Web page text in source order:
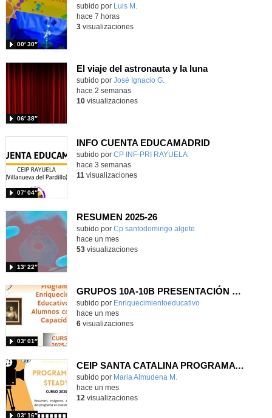
Contenido educativo.
subido por Luis M.
00′ 30″
hace 7 horas
3visualizaciones
El viaje del astronauta y la luna
Contenido educativo.
subido por José Ignacio G.
06′ 38″
hace 2 semanas
10visualizaciones
INFO CUENTA EDUCAMADRID
subido por CP INF-PRI RAYUELA
07′ 04″
-
hace 3 semanas
11 visualizaciones
RESUMEN 2025-26
subido por Cp santodomingo algete
13′ 22″
hace un mes
53visualizaciones
GRUPOS 10A-10B PRESENTACIÓN RESUMEN ANUAL 2025-26
Contenido educativo.
subido por Enriquecimientoeducativo
03′ 01″
-
hace un mes
6visualizaciones
CEIP SANTA CATALINA PROGRAMA READY, STEADY, GO! 2025-26
Contenido educativo.
subido por Maria Almudena M.
03′ 16″
hace un mes
12 visualizaciones